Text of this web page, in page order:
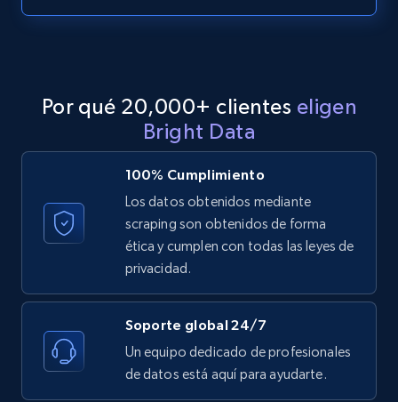
Reviews count shop, Reviews count item, Initial
price, and more.
323+ Prueba gratuita
Etsy - Collect data on products using
specified keywords
URL, Product id, Listing inventory id, Title, Rating,
Reviews count shop, Reviews count item, Initial
price, and more.
Por qué 20,000+ clientes eligen
Bright Data
100% Cumplimiento
Los datos obtenidos mediante
scraping son obtenidos de forma
ética y cumplen con todas las leyes de
privacidad.
Soporte global 24/7
Un equipo dedicado de profesionales
de datos está aquí para ayudarte.